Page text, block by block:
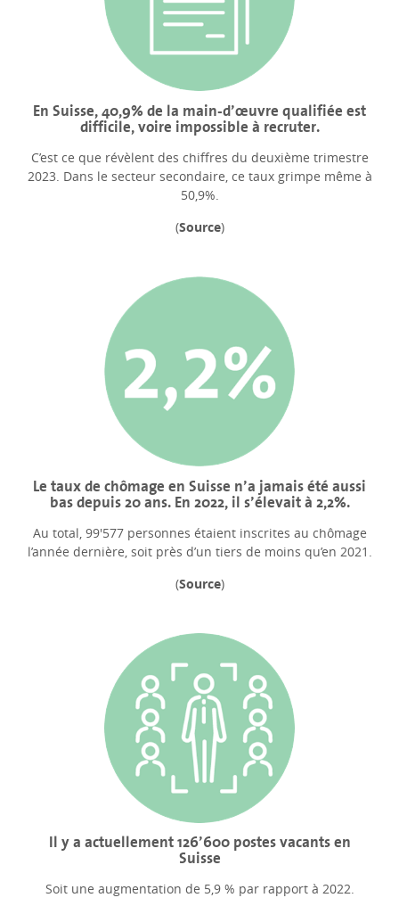
En Suisse, 40,9% de la main-d’œuvre qualifiée est
difficile, voire impossible à recruter.
C’est ce que révèlent des chiffres du deuxième trimestre
2023. Dans le secteur secondaire, ce taux grimpe même à
50,9%.
(Source)
Le taux de chômage en Suisse n’a jamais été aussi
bas depuis 20 ans. En 2022, il s’élevait à 2,2%.
Au total, 99'577 personnes étaient inscrites au chômage
l’année dernière, soit près d’un tiers de moins qu’en 2021.
(Source)
Il y a actuellement 126’600 postes vacants en
Suisse
Soit une augmentation de 5,9 % par rapport à 2022.